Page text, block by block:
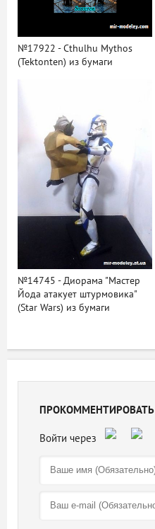
№17922 - Cthulhu Mythos
(Tektonten) из бумаги
№14745 - Диорама "Мастер
Йода атакует штурмовика"
(Star Wars) из бумаги
ПРОКОММЕНТИРОВАТЬ